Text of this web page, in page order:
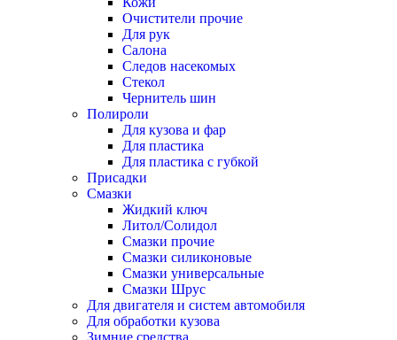
Очистители прочие
Для рук
Салона
Следов насекомых
Стекол
Чернитель шин
Полироли
Для кузова и фар
Для пластика
Для пластика с губкой
Присадки
Смазки
Жидкий ключ
Литол/Солидол
Смазки прочие
Смазки силиконовые
Смазки универсальные
Смазки Шрус
Для двигателя и систем автомобиля
Для обработки кузова
Зимние средства